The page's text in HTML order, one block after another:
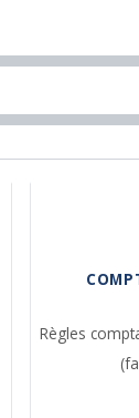
Règles